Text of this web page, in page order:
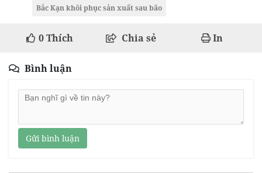
Bắc Kạn khôi phục sản xuất sau bão
0Thích Chia sẻ In
Bình luận
Gửi bình luận